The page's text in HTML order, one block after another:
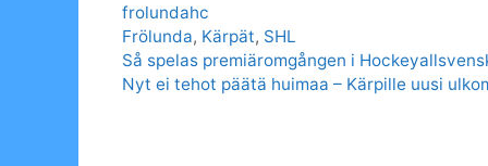
Categories
frolundahc
Tags
Frölunda, Kärpät, SHL
Så spelas premiäromgången i
Nyt ei tehot päätä huimaa – Kärpille uusi